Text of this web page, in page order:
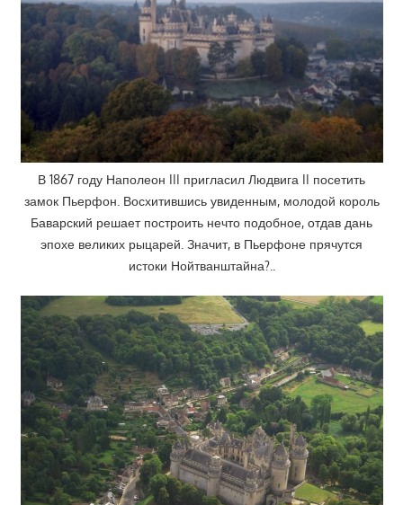
В 1867 году Наполеон III пригласил Людвига II посетить
замок Пьерфон. Восхитившись увиденным, молодой король
Баварский решает построить нечто подобное, отдав дань
эпохе великих рыцарей. Значит, в Пьерфоне прячутся
истоки Нойтванштайна?..